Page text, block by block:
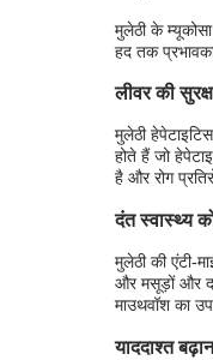
मुलेठी के
हद तक
लीवर की
मुलेठी
होते हैं जो
है और रोग
दंत स्वास्थ्य
मुलेठी की एंटी-
और मसूड़ों और
माउथवॉश का
याददाश्त